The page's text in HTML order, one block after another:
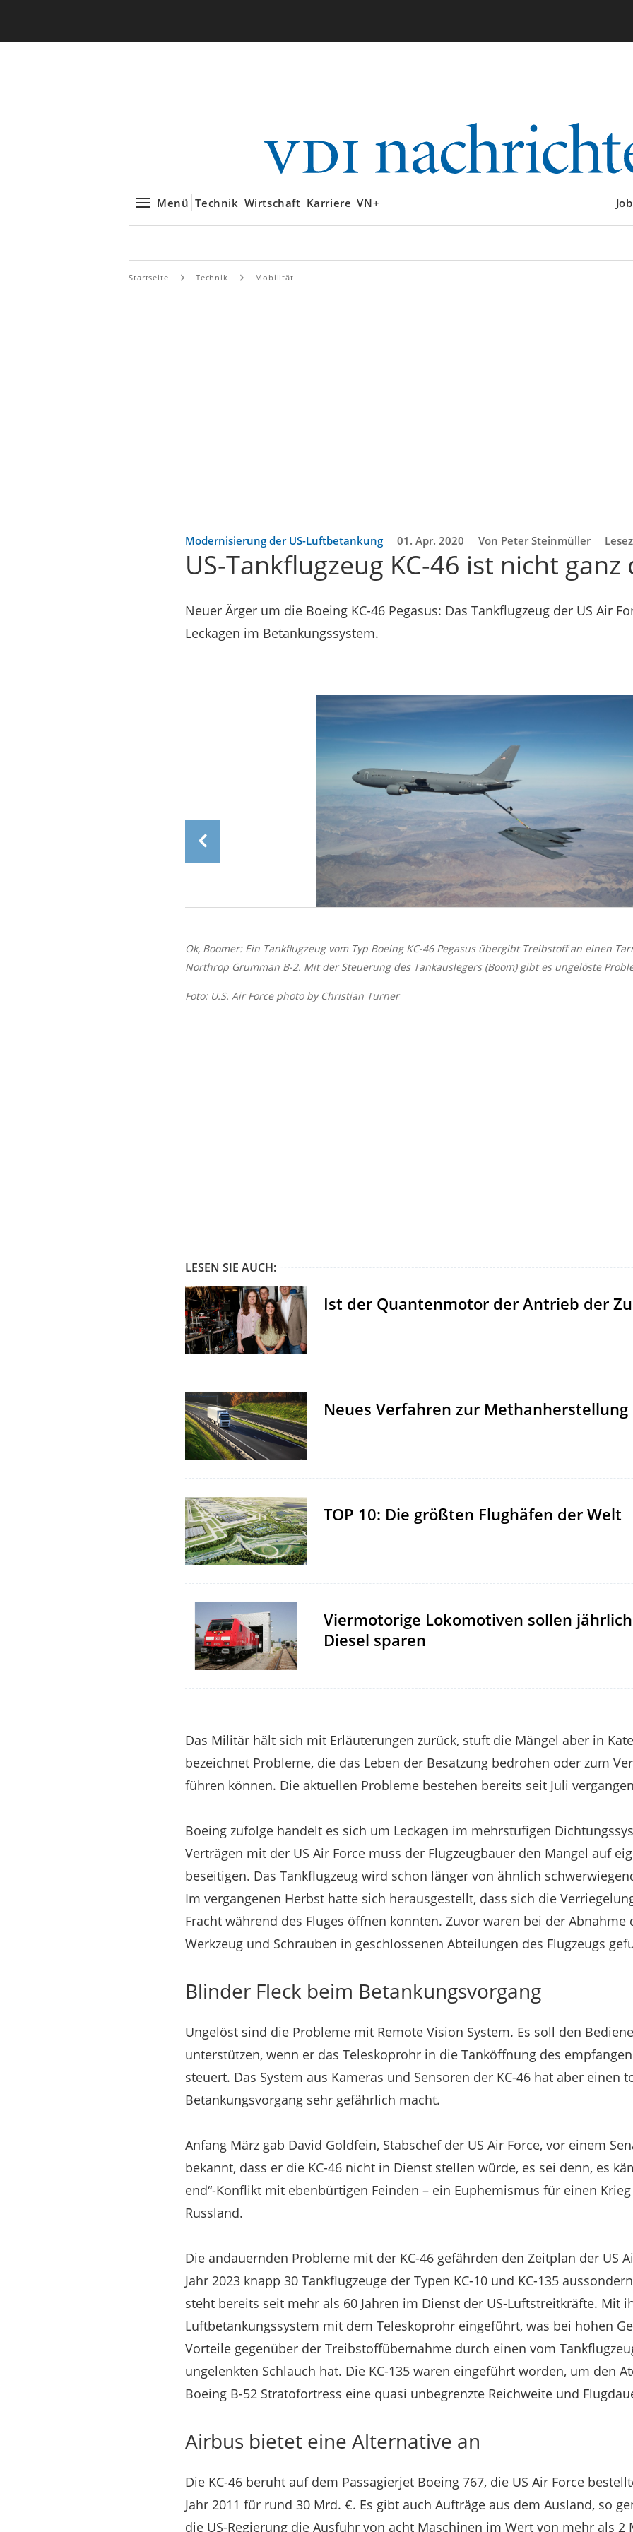
Menü Technik Wirtschaft Karriere VN+
Startseite Technik Mobilität
Modernisierung der US-Luftbetankung 01. Apr. 2020 Von Peter Steinmüller
US-Tankflugzeug KC-46 ist nicht ganz
Neuer Ärger um die Boeing KC-46 Pegasus: Das Tankflugzeug der US Air
Leckagen im Betankungssystem.
Ok, Boomer: Ein Tankflugzeug vom Typ Boeing KC-46 Pegasus übergibt Treibstoff an einen
Northrop Grumman B-2. Mit der Steuerung des Tankauslegers (Boom) gibt es ungelöste
Foto: U.S. Air Force photo by Christian Turner
LESEN SIE AUCH:
Ist der Quantenmotor der Antrieb der
Neues Verfahren zur Methanherstellung
TOP 10: Die größten Flughäfen der Welt
Viermotorige Lokomotiven sollen
Diesel sparen
Das Militär hält sich mit Erläuterungen zurück, stuft die Mängel aber in
bezeichnet Probleme, die das Leben der Besatzung bedrohen oder zum
führen können. Die aktuellen Probleme bestehen bereits seit Juli
Boeing zufolge handelt es sich um Leckagen im mehrstufigen
Verträgen mit der US Air Force muss der Flugzeugbauer den Mangel auf
beseitigen. Das Tankflugzeug wird schon länger von ähnlich
Im vergangenen Herbst hatte sich herausgestellt, dass sich die
Fracht während des Fluges öffnen konnten. Zuvor waren bei der
Werkzeug und Schrauben in geschlossenen Abteilungen des Flugzeugs
Blinder Fleck beim Betankungsvorgang
Ungelöst sind die Probleme mit Remote Vision System. Es soll den
unterstützen, wenn er das Teleskoprohr in die Tanköffnung des
steuert. Das System aus Kameras und Sensoren der KC-46 hat aber einen
Betankungsvorgang sehr gefährlich macht.
Anfang März gab David Goldfein, Stabschef der US Air Force, vor einem
bekannt, dass er die KC-46 nicht in Dienst stellen würde, es sei denn, es
end“-Konflikt mit ebenbürtigen Feinden – ein Euphemismus für einen
Russland.
Die andauernden Probleme mit der KC-46 gefährden den Zeitplan der US
Jahr 2023 knapp 30 Tankflugzeuge der Typen KC-10 und KC-135
steht bereits seit mehr als 60 Jahren im Dienst der US-Luftstreitkräfte. Mit
Luftbetankungssystem mit dem Teleskoprohr eingeführt, was bei hohen
Vorteile gegenüber der Treibstoffübernahme durch einen vom
ungelenkten Schlauch hat. Die KC-135 waren eingeführt worden, um den
Boeing B-52 Stratofortress eine quasi unbegrenzte Reichweite und
Airbus bietet eine Alternative an
Die KC-46 beruht auf dem Passagierjet Boeing 767, die US Air Force
Jahr 2011 für rund 30 Mrd. €. Es gibt auch Aufträge aus dem Ausland, so
die US-Regierung die Ausfuhr von acht Maschinen im Wert von mehr als 2